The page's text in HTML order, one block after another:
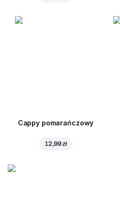
Cappy pomarańczowy
12,99 zł